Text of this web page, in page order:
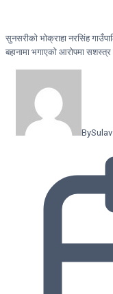
सुनसरीको भोक्राहा नरसिंह
बहानामा भगाएको आरोपमा सशस्त्र
BySulav